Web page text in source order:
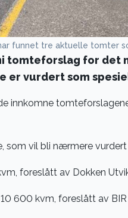
funnet tre aktuelle tomter
tomteforslag for det
er vurdert som
innkomne
som vil bli nærmere
foreslått av Dokken
600 kvm, foreslått av BIR